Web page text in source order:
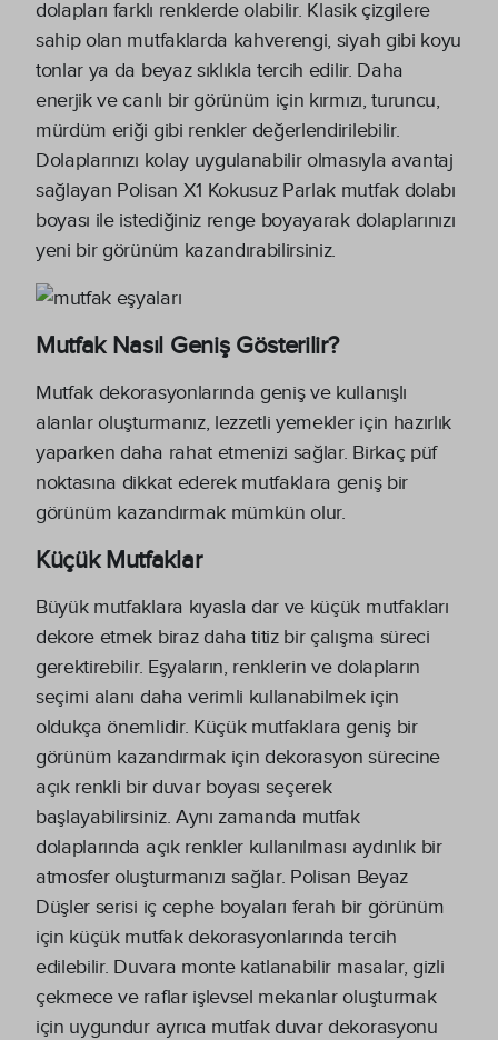
dolapları farklı renklerde olabilir. Klasik çizgilere
sahip olan mutfaklarda kahverengi, siyah gibi koyu
tonlar ya da beyaz sıklıkla tercih edilir. Daha
enerjik ve canlı bir görünüm için kırmızı, turuncu,
mürdüm eriği gibi renkler değerlendirilebilir.
Dolaplarınızı kolay uygulanabilir olmasıyla avantaj
sağlayan Polisan X1 Kokusuz Parlak mutfak dolabı
boyası ile istediğiniz renge boyayarak dolaplarınızı
yeni bir görünüm kazandırabilirsiniz.
Mutfak Nasıl Geniş Gösterilir?
Mutfak dekorasyonlarında geniş ve kullanışlı
alanlar oluşturmanız, lezzetli yemekler için hazırlık
yaparken daha rahat etmenizi sağlar. Birkaç püf
noktasına dikkat ederek mutfaklara geniş bir
görünüm kazandırmak mümkün olur.
Küçük Mutfaklar
Büyük mutfaklara kıyasla dar ve küçük mutfakları
dekore etmek biraz daha titiz bir çalışma süreci
gerektirebilir. Eşyaların, renklerin ve dolapların
seçimi alanı daha verimli kullanabilmek için
oldukça önemlidir. Küçük mutfaklara geniş bir
görünüm kazandırmak için dekorasyon sürecine
açık renkli bir duvar boyası seçerek
başlayabilirsiniz. Aynı zamanda mutfak
dolaplarında açık renkler kullanılması aydınlık bir
atmosfer oluşturmanızı sağlar. Polisan Beyaz
Düşler serisi iç cephe boyaları ferah bir görünüm
için küçük mutfak dekorasyonlarında tercih
edilebilir. Duvara monte katlanabilir masalar, gizli
çekmece ve raflar işlevsel mekanlar oluşturmak
için uygundur ayrıca mutfak duvar dekorasyonu